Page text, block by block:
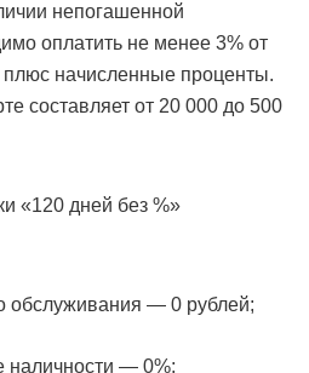
непогашенной
оплатить не менее 3% от
начисленные проценты.
составляет от 20 000 до 500
«120 дней без %»
обслуживания — 0 рублей;
наличности — 0%;